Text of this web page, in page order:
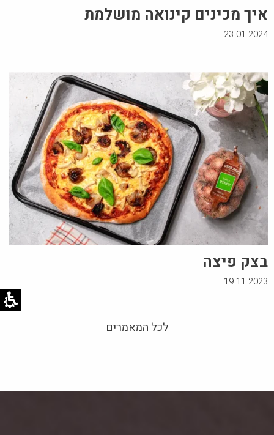
איך מכינים קינואה מושלמת
23.01.2024
בצק פיצה
19.11.2023
לכל המאמרים